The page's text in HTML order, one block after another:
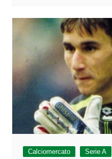
Calciomercato Serie A